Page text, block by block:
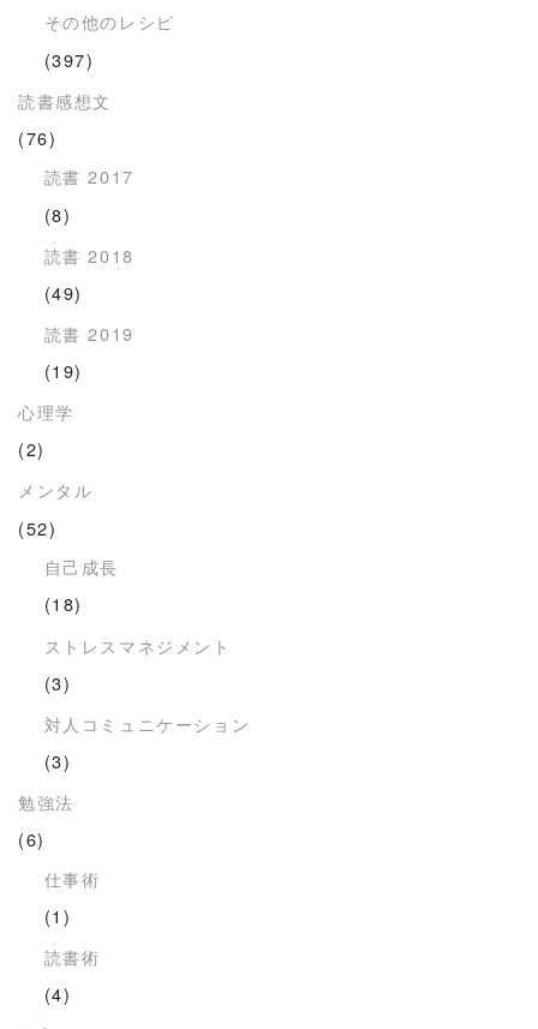
その他のレシピ
(397)
読書感想文
(76)
読書 2017
(8)
読書 2018
(49)
読書 2019
(19)
心理学
(2)
メンタル
(52)
自己成長
(18)
ストレスマネジメント
(3)
対人コミュニケーション
(3)
勉強法
(6)
仕事術
(1)
読書術
(4)